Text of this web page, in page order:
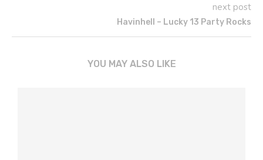
next post
Havinhell – Lucky 13 Party Rocks
YOU MAY ALSO LIKE